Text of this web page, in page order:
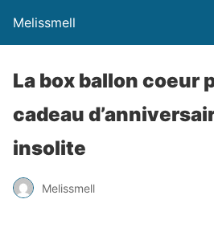
Melissmell
La box ballon coeur
cadeau
insolite
Melissmell